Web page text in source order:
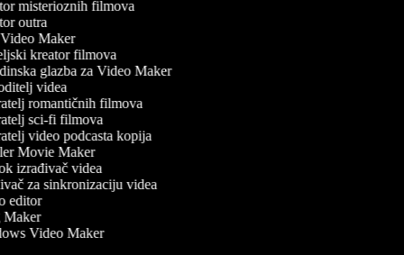
misterioznih filmova
outra
Maker
kreator filmova
glazba za Video Maker
videa
romantičnih filmova
sci-fi filmova
video podcasta kopija
Movie Maker
izrađivač videa
za sinkronizaciju videa
editor
Video Maker